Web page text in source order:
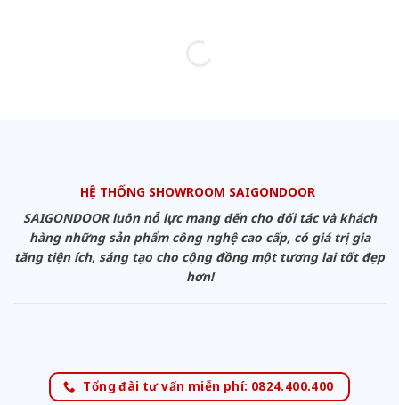
HỆ THỐNG SHOWROOM SAIGONDOOR
SAIGONDOOR luôn nỗ lực mang đến cho đối tác và khách
hàng những sản phẩm công nghệ cao cấp, có giá trị gia
tăng tiện ích, sáng tạo cho cộng đồng một tương lai tốt đẹp
hơn!
Tổng đài tư vấn miễn phí: 0824.400.400